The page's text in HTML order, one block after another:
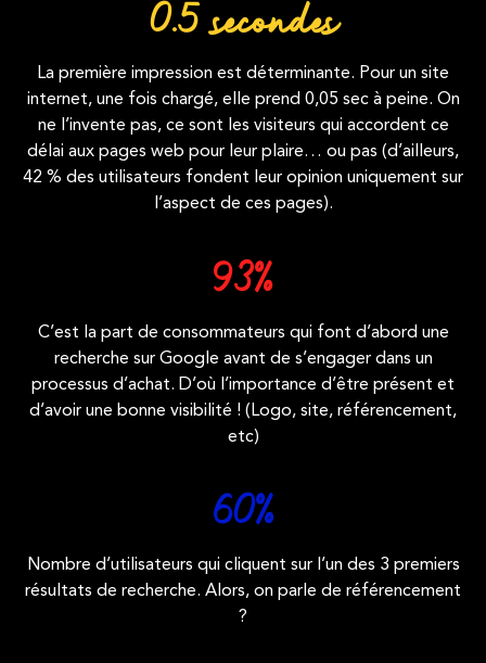
0.5 secondes
La première impression est déterminante. Pour un site
internet, une fois chargé, elle prend 0,05 sec à peine. On
ne l’invente pas, ce sont les visiteurs qui accordent ce
délai aux pages web pour leur plaire… ou pas (d’ailleurs,
42 % des utilisateurs fondent leur opinion uniquement sur
l’aspect de ces pages).
93%
C’est la part de consommateurs qui font d’abord une
recherche sur Google avant de s’engager dans un
processus d’achat. D’où l’importance d’être présent et
d’avoir une bonne visibilité ! (Logo, site, référencement,
etc)
60%
Nombre d’utilisateurs qui cliquent sur l’un des 3 premiers
résultats de recherche. Alors, on parle de référencement
?